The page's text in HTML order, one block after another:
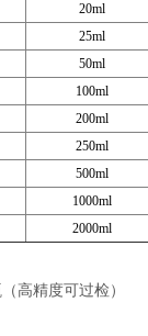
20ml
25ml
50ml
100ml
200ml
250ml
500ml
1000ml
2000ml